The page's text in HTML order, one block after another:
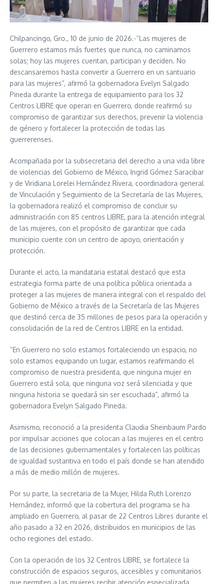
Chilpancingo, Gro., 10 de junio de 2026.-“Las mujeres de
Guerrero estamos más fuertes que nunca, no caminamos
solas; hoy las mujeres cuentan, participan y deciden. No
descansaremos hasta convertir a Guerrero en un santuario
para las mujeres”, afirmó la gobernadora Evelyn Salgado
Pineda durante la entrega de equipamiento para los 32
Centros LIBRE que operan en Guerrero, donde reafirmó su
compromiso de garantizar sus derechos, prevenir la violencia
de género y fortalecer la protección de todas las
guerrerenses.
Acompañada por la subsecretaria del derecho a una vida libre
de violencias del Gobierno de México, Ingrid Gómez Saracibar
y de Viridiana Lorelei Hernández Rivera, coordinadora general
de Vinculación y Seguimiento de la Secretaría de las Mujeres,
la gobernadora realizó el compromiso de concluir su
administración con 85 centros LIBRE, para la atención integral
de las mujeres, con el propósito de garantizar que cada
municipio cuente con un centro de apoyo, orientación y
protección.
Durante el acto, la mandataria estatal destacó que esta
estrategia forma parte de una política pública orientada a
proteger a las mujeres de manera integral con el respaldo del
Gobierno de México a través de la Secretaría de las Mujeres
que destinó cerca de 35 millones de pesos para la operación y
consolidación de la red de Centros LIBRE en la entidad.
“En Guerrero no solo estamos fortaleciendo un espacio, no
solo estamos equipando un lugar, estamos reafirmando el
compromiso de nuestra presidenta, que ninguna mujer en
Guerrero está sola, que ninguna voz será silenciada y que
ninguna historia se quedará sin ser escuchada”, afirmó la
gobernadora Evelyn Salgado Pineda.
Asimismo, reconoció a la presidenta Claudia Sheinbaum Pardo
por impulsar acciones que colocan a las mujeres en el centro
de las decisiones gubernamentales y fortalecen las políticas
de igualdad sustantiva en todo el país donde se han atendido
a más de medio millón de mujeres.
Por su parte, la secretaria de la Mujer, Hilda Ruth Lorenzo
Hernández, informó que la cobertura del programa se ha
ampliado en Guerrero, al pasar de 22 Centros Libres durante el
año pasado a 32 en 2026, distribuidos en municipios de las
ocho regiones del estado.
Con la operación de los 32 Centros LIBRE, se fortalece la
construcción de espacios seguros, accesibles y comunitarios
que permiten a las mujeres recibir atención especializada,